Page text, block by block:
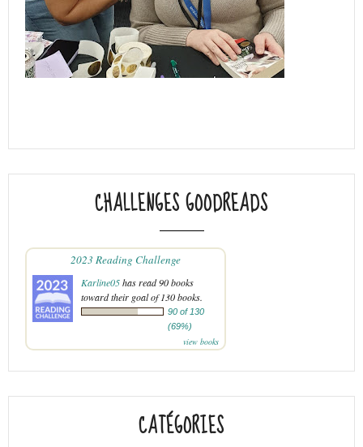
CHALLENGES GOODREADS
2023 Reading Challenge
Karline05has read 90 books
toward their goal of 130 books.
90 of 130
(69%)
view books
CATÉGORIES